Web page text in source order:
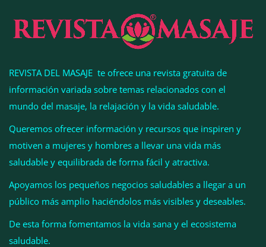
Esenzzia da la bienvenida a agosto con
perfumes de equivalencia
REVISTA DEL MASAJE te ofrece una revista gratuita de
información variada sobre temas relacionados con el
mundo del masaje, la relajación y la vida saludable.
Queremos ofrecer información y recursos que inspiren y
motiven a mujeres y hombres a llevar una vida más
saludable y equilibrada de forma fácil y atractiva.
Apoyamos los pequeños negocios saludables a llegar a un
público más amplio haciéndolos más visibles y deseables.
De esta forma fomentamos la vida sana y el ecosistema
saludable.